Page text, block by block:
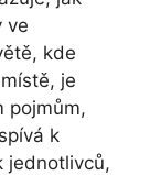
ve
kde
je
pojmům,
k
jednotlivců,